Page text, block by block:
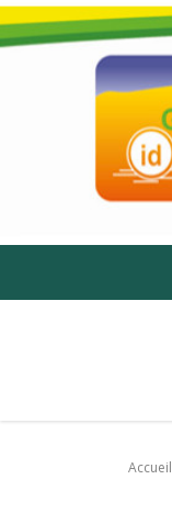
Accueil